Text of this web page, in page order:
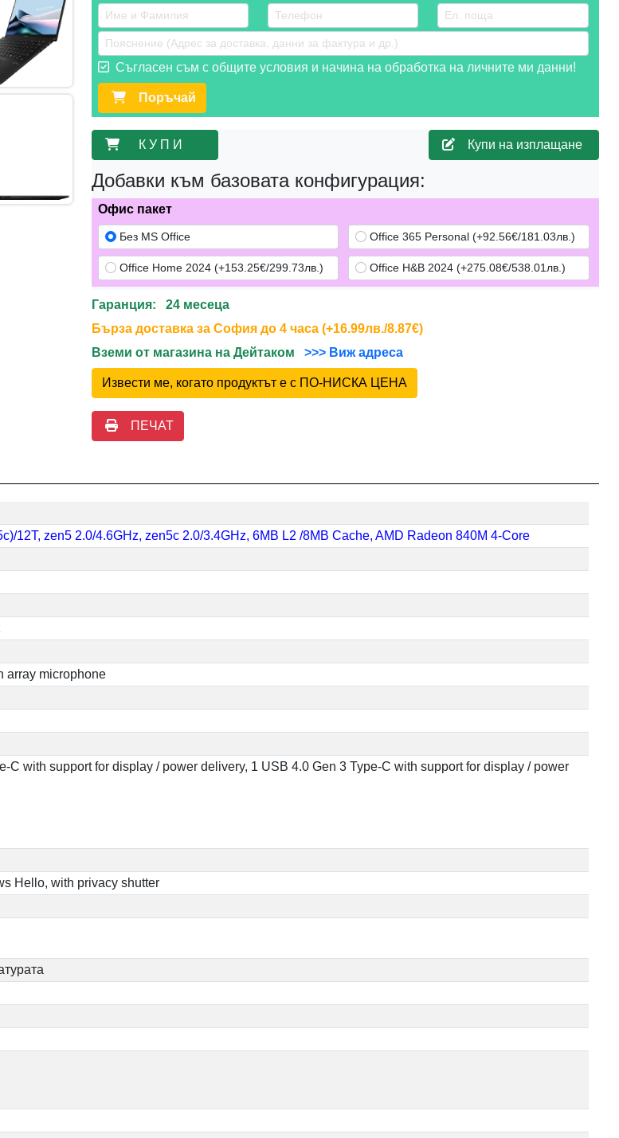
Съгласен съм с общите условия и начина на обработка на личните ми данни!
Поръчай
К У П И Купи на изплащане
Добавки към базовата конфигурация:
Офис пакет
Без MS Office Office 365 Personal (+92.56€/181.03лв.)
Office Home 2024 (+153.25€/299.73лв.) Office H&B 2024 (+275.08€/538.01лв.)
Гаранция: 24 месеца
Бърза доставка за София до 4 часа (+16.99лв./8.87€)
Вземи от магазина на Дейтаком
>>> Виж адреса
Извести ме, когато продуктът е с ПО-НИСКА ЦЕНА
ПЕЧАТ
12T, zen5 2.0/4.6GHz, zen5c 2.0/3.4GHz, 6MB L2 /8MB Cache, AMD Radeon 840M 4-Core
array microphone
C with support for display / power delivery, 1 USB 4.0 Gen 3 Type-C with support for display / power
Hello, with privacy shutter